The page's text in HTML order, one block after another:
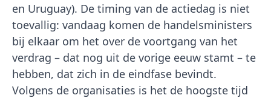
en Uruguay). De timing van de actiedag is niet
toevallig: vandaag komen de handelsministers
bij elkaar om het over de voortgang van het
verdrag – dat nog uit de vorige eeuw stamt – te
hebben, dat zich in de eindfase bevindt.
Volgens de organisaties is het de hoogste tijd